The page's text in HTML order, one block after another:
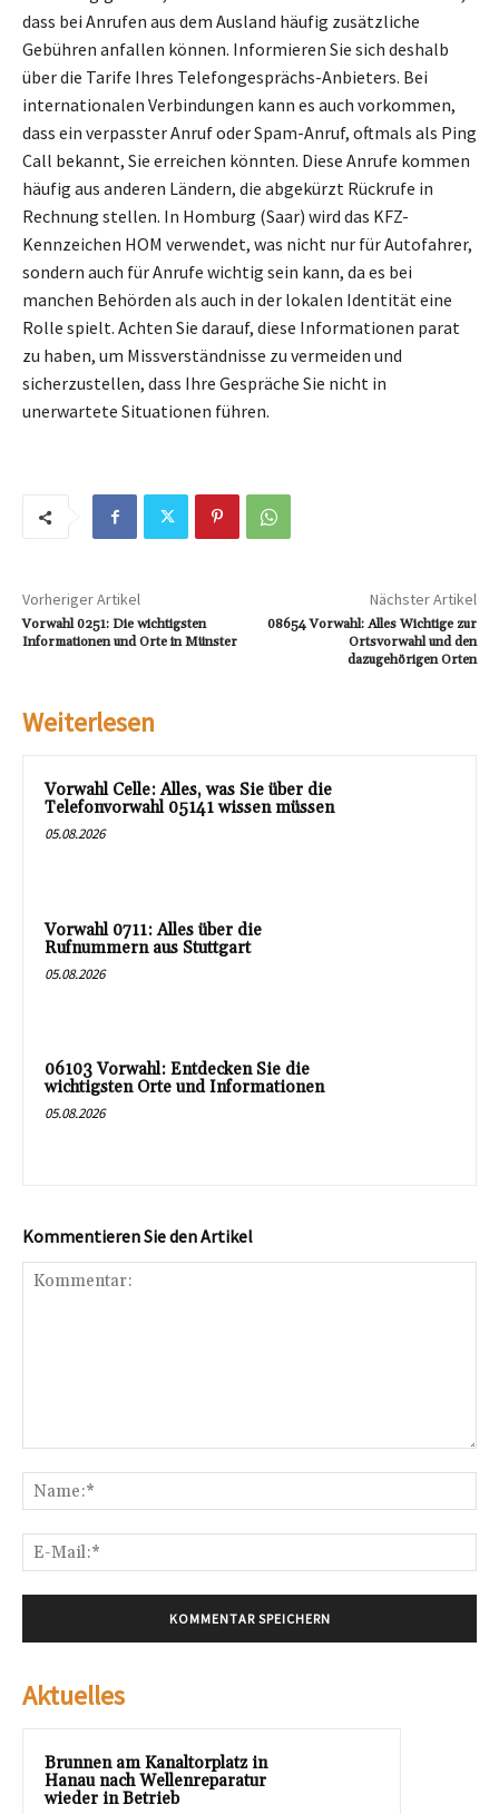
dass bei Anrufen aus dem Ausland häufig zusätzliche
Gebühren anfallen können. Informieren Sie sich deshalb
über die Tarife Ihres Telefongesprächs-Anbieters. Bei
internationalen Verbindungen kann es auch vorkommen,
dass ein verpasster Anruf oder Spam-Anruf, oftmals als Ping
Call bekannt, Sie erreichen könnten. Diese Anrufe kommen
häufig aus anderen Ländern, die abgekürzt Rückrufe in
Rechnung stellen. In Homburg (Saar) wird das KFZ-
Kennzeichen HOM verwendet, was nicht nur für Autofahrer,
sondern auch für Anrufe wichtig sein kann, da es bei
manchen Behörden als auch in der lokalen Identität eine
Rolle spielt. Achten Sie darauf, diese Informationen parat
zu haben, um Missverständnisse zu vermeiden und
sicherzustellen, dass Ihre Gespräche Sie nicht in
unerwartete Situationen führen.
Vorheriger Artikel
Vorwahl 0251: Die wichtigsten
Informationen und Orte in Münster
Nächster Artikel
08654 Vorwahl: Alles Wichtige zur
Ortsvorwahl und den
dazugehörigen Orten
Weiterlesen
Vorwahl Celle: Alles, was Sie über die
Telefonvorwahl 05141 wissen müssen
05.08.2026
Vorwahl 0711: Alles über die
Rufnummern aus Stuttgart
05.08.2026
06103 Vorwahl: Entdecken Sie die
wichtigsten Orte und Informationen
05.08.2026
Kommentieren Sie den Artikel
Aktuelles
Brunnen am Kanaltorplatz in
Hanau nach Wellenreparatur
wieder in Betrieb